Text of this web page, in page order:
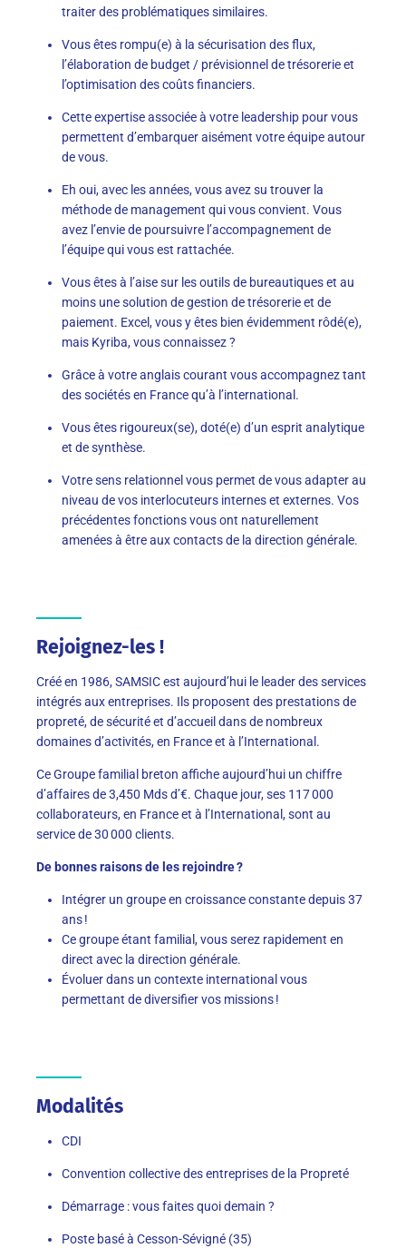
traiter des problématiquessimilaires.
Vous êtes rompu(e) à la sécurisation des flux,
l’élaboration de budget / prévisionnel de trésorerie et
l’optimisation des coûts financiers.
Cette expertise associée à votre leadership pour vous
permettent d’embarquer aisément votre équipe autour
de vous.
Eh oui, avec les années, vous avez su trouver la
méthode de management qui vous convient. Vous
avez l’envie de poursuivre l’accompagnement de
l’équipe qui vous est rattachée.
Vous êtes à l’aise sur les outils de bureautiques et au
moins une solution de gestion de trésorerie et de
paiement. Excel, vous y êtes bien évidemment rôdé(e),
mais Kyriba, vous connaissez ?
Grâce à votre anglais courant vous accompagnez tant
des sociétés en France qu’à l’international.
Vous êtes rigoureux(se), doté(e) d’un esprit analytique
et de synthèse.
Votre sens relationnel vous permet de vous adapter au
niveau de vos interlocuteurs internes et externes. Vos
précédentes fonctions vous ont naturellement
amenées à être aux contacts de la direction générale.
Rejoignez-les !
Créé en 1986, SAMSIC est aujourd’hui le leader des services
intégrés aux entreprises. Ils proposent des prestations de
propreté, de sécurité et d’accueil dans de nombreux
domaines d’activités, en France et à l’International.
Ce Groupe familial breton affiche aujourd’hui un chiffre
d’affaires de3,450 Mds d’€. Chaque jour, ses 117 000
collaborateurs, en France et à l’International, sont au
service de 30 000 clients.
De bonnes raisons de les rejoindre ?
Intégrer un groupe en croissance constante depuis 37
ans !
Ce groupe étant familial, vous serez rapidement en
direct avec la direction générale.
Évoluer dans un contexte international vous
permettant de diversifier vos missions !
Modalités
CDI
Convention collective des entreprises de la Propreté
Démarrage : vous faites quoi demain ?
Poste basé à Cesson-Sévigné (35)